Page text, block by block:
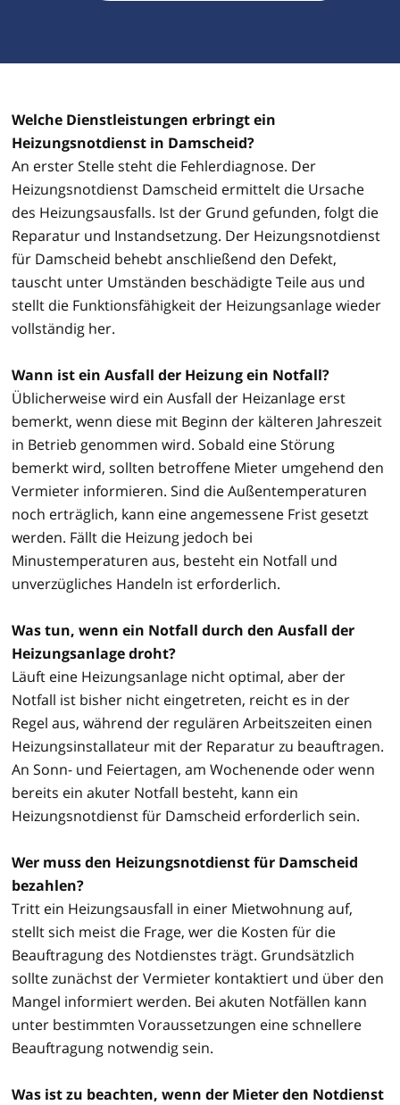
Welche Dienstleistungen erbringt ein
Heizungsnotdienst in Damscheid?
An erster Stelle steht die Fehlerdiagnose. Der
Heizungsnotdienst Damscheid ermittelt die Ursache
des Heizungsausfalls. Ist der Grund gefunden, folgt die
Reparatur und Instandsetzung. Der Heizungsnotdienst
für Damscheid behebt anschließend den Defekt,
tauscht unter Umständen beschädigte Teile aus und
stellt die Funktionsfähigkeit der Heizungsanlage wieder
vollständig her.
Wann ist ein Ausfall der Heizung ein Notfall?
Üblicherweise wird ein Ausfall der Heizanlage erst
bemerkt, wenn diese mit Beginn der kälteren Jahreszeit
in Betrieb genommen wird. Sobald eine Störung
bemerkt wird, sollten betroffene Mieter umgehend den
Vermieter informieren. Sind die Außentemperaturen
noch erträglich, kann eine angemessene Frist gesetzt
werden. Fällt die Heizung jedoch bei
Minustemperaturen aus, besteht ein Notfall und
unverzügliches Handeln ist erforderlich.
Was tun, wenn ein Notfall durch den Ausfall der
Heizungsanlage droht?
Läuft eine Heizungsanlage nicht optimal, aber der
Notfall ist bisher nicht eingetreten, reicht es in der
Regel aus, während der regulären Arbeitszeiten einen
Heizungsinstallateur mit der Reparatur zu beauftragen.
An Sonn- und Feiertagen, am Wochenende oder wenn
bereits ein akuter Notfall besteht, kann ein
Heizungsnotdienst für Damscheid erforderlich sein.
Wer muss den Heizungsnotdienst für Damscheid
bezahlen?
Tritt ein Heizungsausfall in einer Mietwohnung auf,
stellt sich meist die Frage, wer die Kosten für die
Beauftragung des Notdienstes trägt. Grundsätzlich
sollte zunächst der Vermieter kontaktiert und über den
Mangel informiert werden. Bei akuten Notfällen kann
unter bestimmten Voraussetzungen eine schnellere
Beauftragung notwendig sein.
Was ist zu beachten, wenn der Mieter den Notdienst